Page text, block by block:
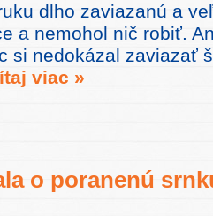
dlho zaviazanú a
a nemohol nič robiť.
si nedokázal zaviazať
viac »
o poranenú